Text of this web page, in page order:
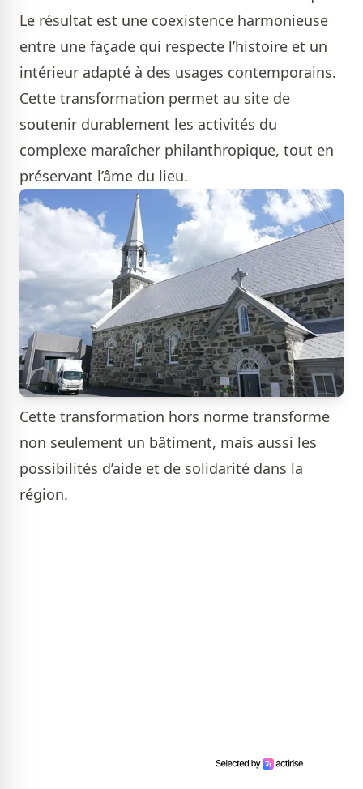
Le résultat est une coexistence harmonieuse
entre une façade qui respecte l’histoire et un
intérieur adapté à des usages contemporains.
Cette transformation permet au site de
soutenir durablement les activités du
complexe maraîcher philanthropique, tout en
préservant l’âme du lieu.
Cette transformation hors norme transforme
non seulement un bâtiment, mais aussi les
possibilités d’aide et de solidarité dans la
région.